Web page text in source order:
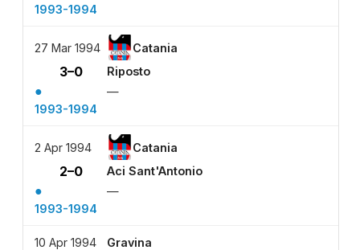
1993-1994
27 Mar 1994 Catania
3–0 Riposto
●
—
1993-1994
2 Apr 1994 Catania
2–0 Aci Sant'Antonio
●
—
1993-1994
10 Apr 1994 Gravina